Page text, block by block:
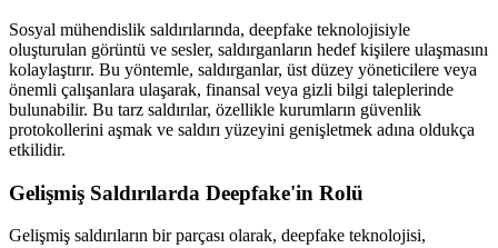
Sosyal mühendislik saldırılarında, deepfake teknolojisiyle
oluşturulan görüntü ve sesler, saldırganların hedef kişilere ulaşmasını
kolaylaştırır. Bu yöntemle, saldırganlar, üst düzey yöneticilere veya
önemli çalışanlara ulaşarak, finansal veya gizli bilgi taleplerinde
bulunabilir. Bu tarz saldırılar, özellikle kurumların güvenlik
protokollerini aşmak ve saldırı yüzeyini genişletmek adına oldukça
etkilidir.
Gelişmiş Saldırılarda Deepfake'in Rolü
Gelişmiş saldırıların bir parçası olarak, deepfake teknolojisi,